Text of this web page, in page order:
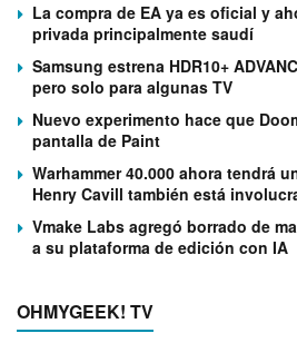
La compra de EA ya es oficial y
privada principalmente saudí
Samsung estrena HDR10+
pero solo para algunas TV
Nuevo experimento hace que
pantalla de Paint
Warhammer 40.000 ahora tendrá
Henry Cavill también está
Vmake Labs agregó borrado de
a su plataforma de edición con IA
OHMYGEEK! TV